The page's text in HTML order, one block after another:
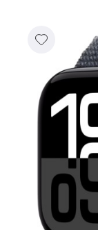
Оплата
Trade-In